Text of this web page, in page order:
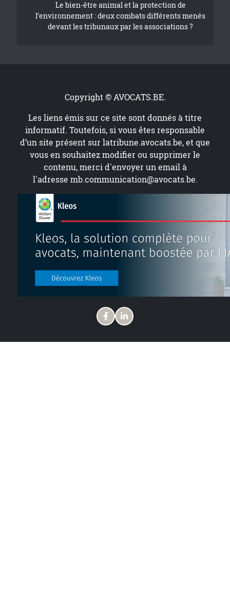
Le bien-être animal et la protection de
l’environnement : deux combats différents menés
devant les tribunaux par les associations ?
Copyright © AVOCATS.BE.
Les liens émis sur ce site sont donnés à titre
informatif. Toutefois, si vous êtes responsable
d’un site présent surlatribune.avocats.be, et que
vous en souhaitez modifier ou supprimer le
contenu, merci d'envoyer un email à
l'adresse mb.communication@avocats.be.